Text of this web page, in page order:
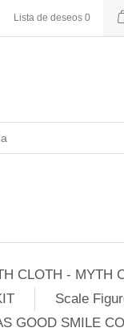
Lista de deseos 0
CLOTH - MYTH
Scale
GOOD SMILE